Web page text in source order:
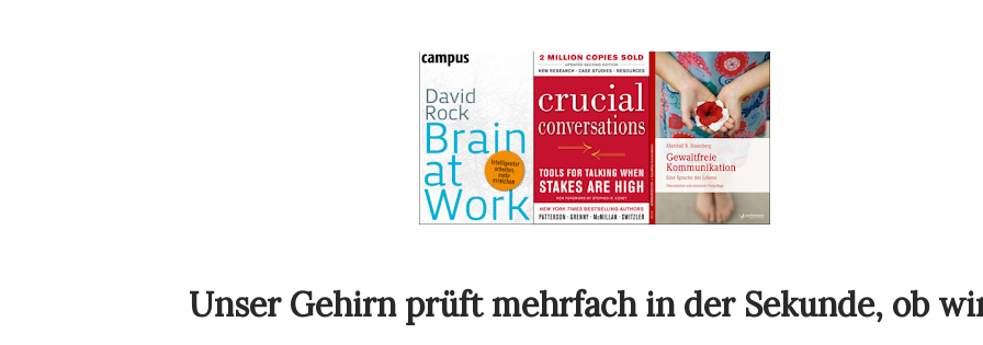
Unser Gehirn prüft mehrfach in der Sekunde, ob